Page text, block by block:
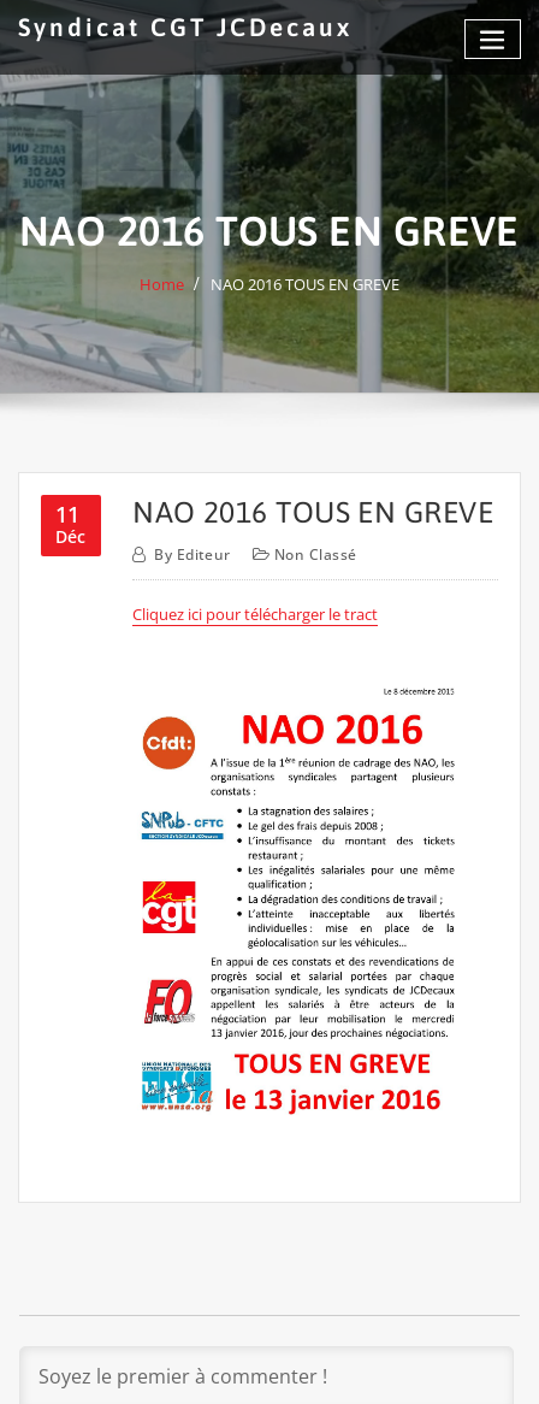
content
Syndicat CGT JCDecaux
NAO 2016 TOUS EN GREVE
Home NAO 2016 TOUS EN GREVE
11
Déc
NAO 2016 TOUS EN GREVE
By Editeur Non Classé
Cliquez ici pour télécharger le tract